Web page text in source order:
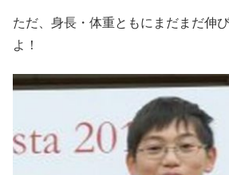
ただ、身長・体重ともにまだまだ伸
よ！